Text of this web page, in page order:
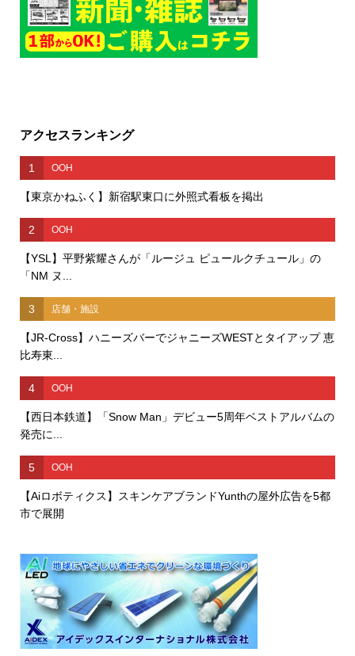
アクセスランキング
1 OOH
【東京かねふく】新宿駅東口に外照式看板を掲出
2 OOH
【YSL】平野紫耀さんが「ルージュ ピュールクチュール」の
「NM ヌ...
3 店舗・施設
【JR-Cross】ハニーズバーでジャニーズWESTとタイアップ 恵
比寿東...
4 OOH
【西日本鉄道】「Snow Man」デビュー5周年ベストアルバムの
発売に...
5 OOH
【Aiロボティクス】スキンケアブランドYunthの屋外広告を5都
市で展開